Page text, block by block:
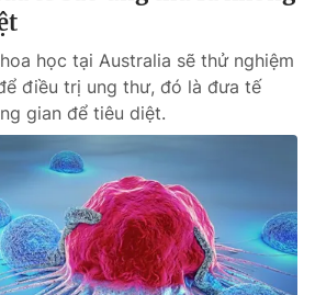
355 931 - 024.38 355 932
024.66 897 897
7300.7108
học tại Australia sẽ thử nghiệm
điều trị ung thư, đó là đưa tế
gian để tiêu diệt.